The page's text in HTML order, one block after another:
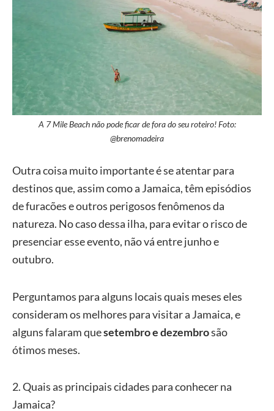
A 7 Mile Beach não pode ficar de fora do seu roteiro! Foto:
@brenomadeira
Outra coisa muito importante é se atentar para
destinos que, assim como a Jamaica, têm episódios
de furacões e outros perigosos fenômenos da
natureza. No caso dessa ilha, para evitar o risco de
presenciar esse evento, não vá entre junho e
outubro.
Perguntamos para alguns locais quais meses eles
consideram os melhores para visitar a Jamaica, e
alguns falaram quesetembro e dezembrosão
ótimos meses.
2. Quais as principais cidades para conhecer na
Jamaica?